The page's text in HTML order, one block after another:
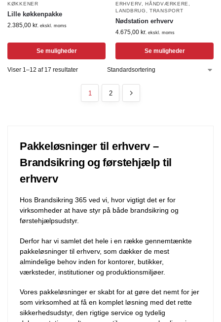
KØKKENER
Lille køkkenpakke
2.385,00 kr. ekskl. moms
Se muligheder
ERHVERV, HÅNDVÆRKERE,
LANDBRUG ,TRANSPORT
Nødstation erhverv
4.675,00 kr. ekskl. moms
Se muligheder
Viser 1–12 af 17 resultater
1 2
Pakkeløsninger til erhverv –
Brandsikring og førstehjælp til
erhverv
Hos Brandsikring 365 ved vi, hvor vigtigt det er for
virksomheder at have styr på både brandsikring og
førstehjælpsudstyr.
Derfor har vi samlet det hele i en række gennemtænkte
pakkeløsninger til erhverv, som dækker de mest
almindelige behov inden for kontorer, butikker,
værksteder, institutioner og produktionsmiljøer.
Vores pakkeløsninger er skabt for at gøre det nemt for jer
som virksomhed at få en komplet løsning med det rette
sikkerhedsudstyr, den rigtige service og tydelig